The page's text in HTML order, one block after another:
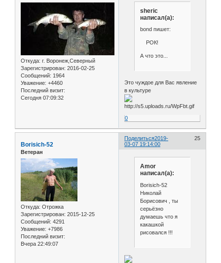
Откуда: г. Воронеж,Северный
Зарегистрирован: 2016-02-25
Сообщений: 1964
Уважение: +4460
Последний визит:
Сегодня 07:09:32
sheric
написал(а):
bond пишет:
РОК!
А что это...
Это чуждое для Вас явление
в культуре
0
Поделиться 25
2019-
03-07 19:14:00
Borisich-52
Ветеран
Откуда: Отрожка
Зарегистрирован: 2015-12-25
Сообщений: 4291
Уважение: +7986
Последний визит:
Вчера 22:49:07
Amor
написал(а):
Borisich-52
Николай
Борисович , ты
серьёзно
думаешь что я
какашкой
рисовался !!!